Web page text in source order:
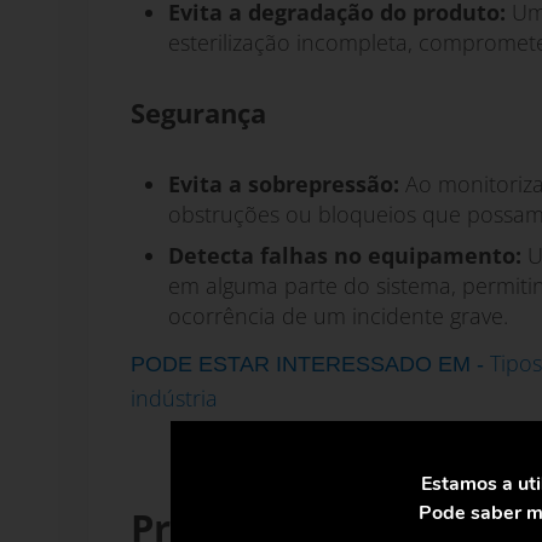
Evita a degradação do produto:
esterilização incompleta,
Segurança
Evita a sobrepressão: Ao
obstruções ou bloqueios que
Detecta falhas no equipamento:
em alguma parte do sistema,
ocorrência de um incidente grave.
PODE ESTAR INTERESSADO EM -
indústria
Processadores,
Estamos a
Pode saber